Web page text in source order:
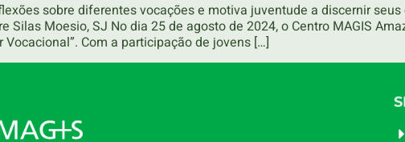
sobre diferentes vocações e motiva juventude a discernir
Silas Moesio, SJ No dia 25 de agosto de 2024, o Centro MAGIS
Vocacional”. Com a participação de jovens […]